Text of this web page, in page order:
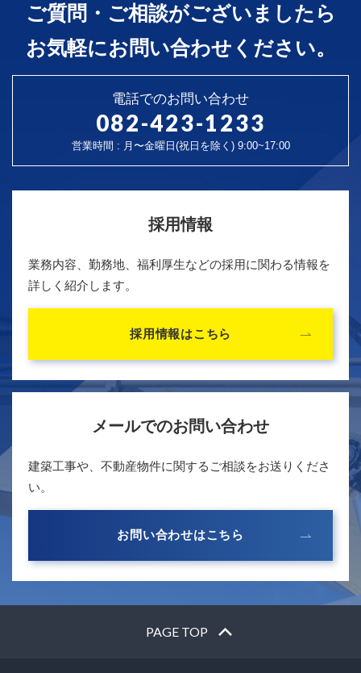
ご質問・ご相談がございましたら
お気軽にお問い合わせください。
電話でのお問い合わせ
082-423-1233
営業時間 : 月〜金曜日(祝日を除く) 9:00~17:00
採用情報
業務内容、勤務地、福利厚生などの採用に関わる情報を
詳しく紹介します。
採用情報はこちら
メールでのお問い合わせ
建築工事や、不動産物件に関するご相談をお送りくださ
い。
お問い合わせはこちら
PAGE TOP